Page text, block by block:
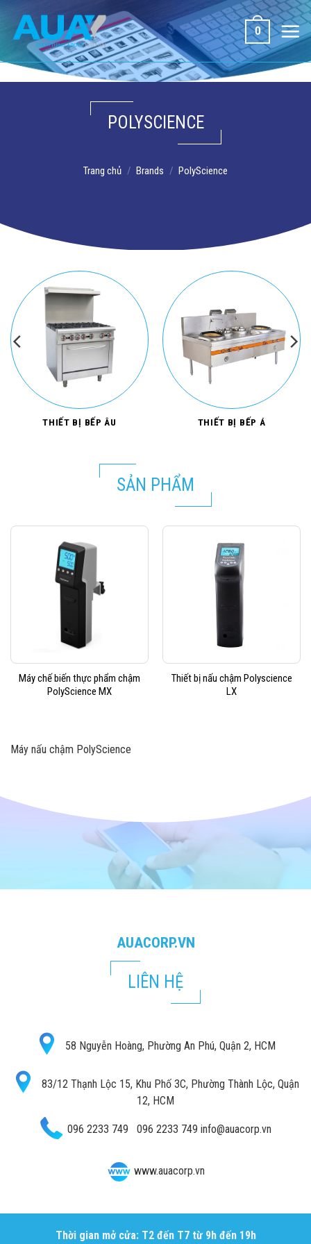
dung
0
POLYSCIENCE
Trang chủ / Brands / PolyScience
THIẾT BỊ BẾP ÂU THIẾT BỊ BẾP Á
SẢN PHẨM
Máy chế biến thực phẩm chậm
PolyScience MX
Thiết bị nấu chậm Polyscience
LX
Máy nấu chậm PolyScience
AUACORP.VN
LIÊN HỆ
58 Nguyễn Hoàng, Phường An Phú, Quận 2, HCM
83/12 Thạnh Lộc 15, Khu Phố 3C, Phường Thành Lộc, Quận
12, HCM
096 2233 749 096 2233 749 info@auacorp.vn
www.auacorp.vn
Thời gian mở cửa: T2 đến T7 từ 9h đến 19h